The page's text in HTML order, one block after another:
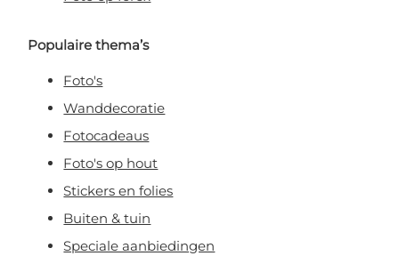
Populaire thema’s
Foto's
Wanddecoratie
Fotocadeaus
Foto's op hout
Stickers en folies
Buiten & tuin
Speciale aanbiedingen